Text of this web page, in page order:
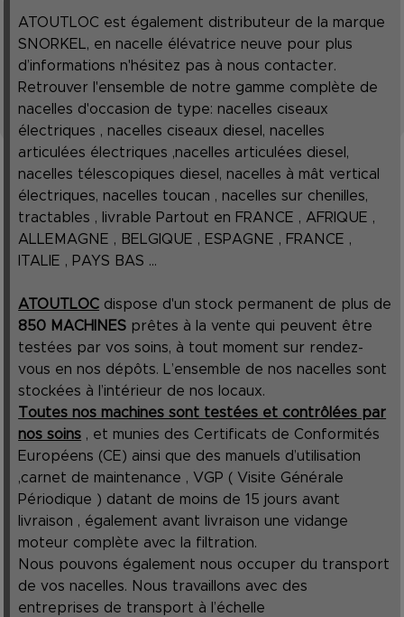
ATOUTLOC est également distributeur de la marque
SNORKEL, en nacelle élévatrice neuve pour plus
d’informations n'hésitez pas à nous contacter.
Retrouver l'ensemble de notre gamme complète de
nacelles d'occasion de type: nacelles ciseaux
électriques , nacelles ciseaux diesel, nacelles
articulées électriques ,nacelles articulées diesel,
nacelles télescopiques diesel, nacelles à mât vertical
électriques, nacelles toucan , nacelles sur chenilles,
tractables , livrable Partout en FRANCE , AFRIQUE ,
ALLEMAGNE , BELGIQUE , ESPAGNE , FRANCE ,
ITALIE , PAYS BAS ...
ATOUTLOC dispose d'un stock permanent de plus de
850 MACHINES prêtes à la vente qui peuvent être
testées par vos soins, à tout moment sur rendez-
vous en nos dépôts. L’ensemble de nos nacelles sont
stockées à l’intérieur de nos locaux.
Toutes nos machines sont testées et contrôlées par
nos soins , et munies des Certificats de Conformités
Européens (CE) ainsi que des manuels d’utilisation
,carnet de maintenance , VGP ( Visite Générale
Périodique ) datant de moins de 15 jours avant
livraison , également avant livraison une vidange
moteur complète avec la filtration.
Nous pouvons également nous occuper du transport
de vos nacelles. Nous travaillons avec des
entreprises de transport à l’échelle